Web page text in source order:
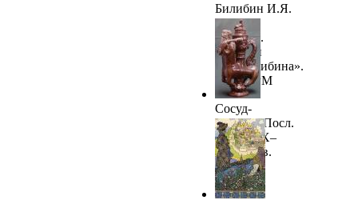
Билибин И.Я.
Афиша
«Сказки.
Рисунки
И.Я.Билибина».
1903. ГРМ
Сосуд-
Полкан. Посл.
треть XIX–
нач. ХХ в.
ГРМ